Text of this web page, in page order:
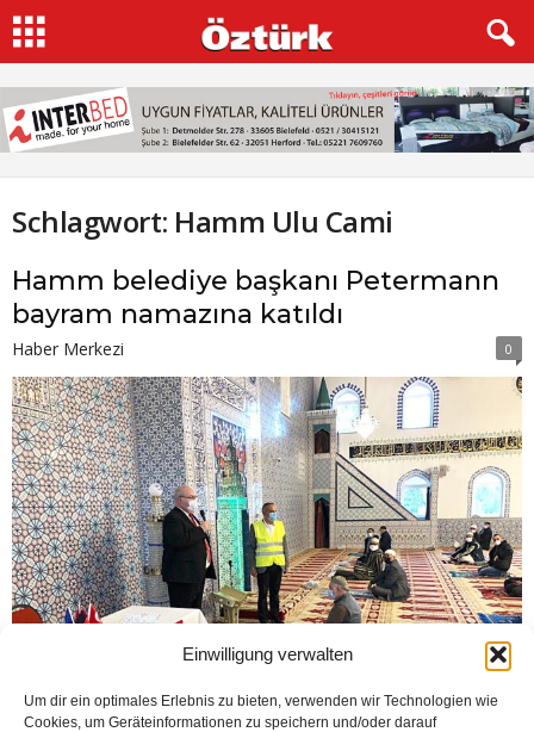
Einwilligung verwalten
Um dir ein optimales Erlebnis zu bieten, verwenden wir Technologien wie
Cookies, um Geräteinformationen zu speichern und/oder darauf
Schlagwort: Hamm Ulu Cami
Hamm belediye başkanı Petermann
bayram namazına katıldı
Haber Merkezi 0